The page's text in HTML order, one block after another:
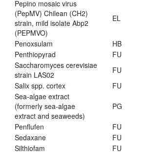
Pepino mosaic virus
(PepMV) Chilean (CH2)
strain, mild isolate Abp2
(PEPMVO)
EL
Penoxsulam HB
Penthiopyrad
FU
Saccharomyces cerevisiae
strain LAS02
FU
Salix spp. cortex
FU
Sea-algae extract
(formerly sea-algae
extract and seaweeds)
PG
Penflufen
FU
Sedaxane
FU
Silthiofam
FU